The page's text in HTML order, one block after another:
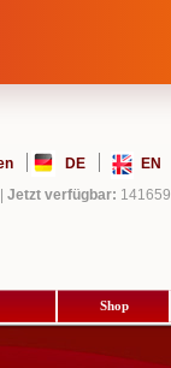
DE
EN
Jetzt verfügbar: 141659
Shop